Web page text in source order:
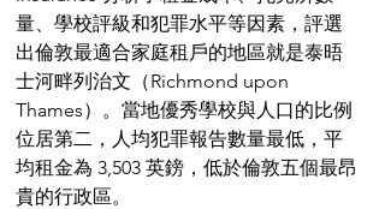
量、學校評級和犯罪水平等因素，評選
出倫敦最適合家庭租戶的地區就是泰晤
士河畔列治文（Richmond upon
Thames）。當地優秀學校與人口的比例
位居第二，人均犯罪報告數量最低，平
均租金為 3,503 英鎊，低於倫敦五個最昂
貴的行政區。